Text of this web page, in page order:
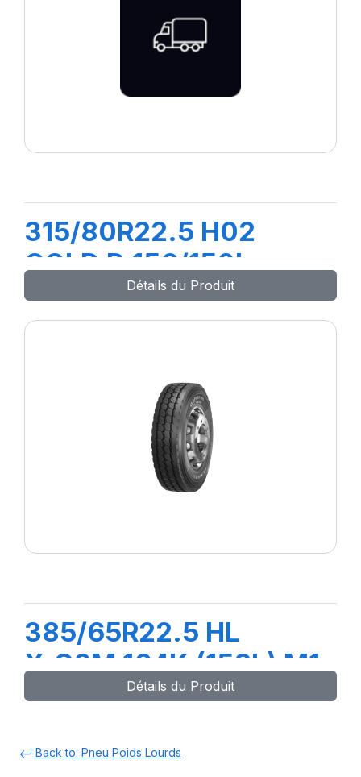
315/80R22.5 H02
COLD D 156/150L
(M+S)
Détails du Produit
385/65R22.5 HL
X.G2M 164K (158L) M1
(M+S)
Détails du Produit
Back to: Pneu Poids Lourds